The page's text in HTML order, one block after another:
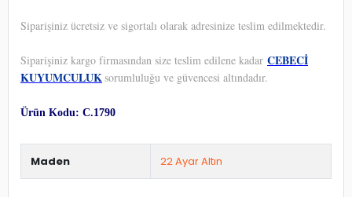
Siparişiniz ücretsiz ve sigortalı olarak adresinize teslim edilmektedir.
Siparişiniz kargo firmasından size teslim edilene kadar CEBECİ
KUYUMCULUKsorumluluğu ve güvencesi altındadır.
Ürün Kodu: C.1790
Maden 22 Ayar Altın